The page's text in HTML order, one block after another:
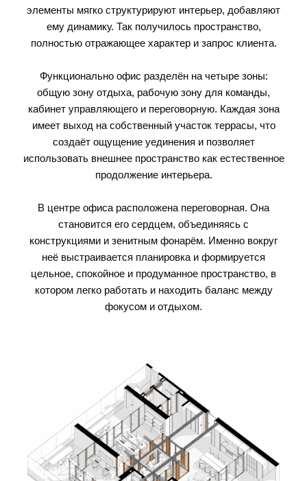
элементы мягко структурируют интерьер, добавляют
ему динамику. Так получилось пространство,
полностью отражающее характер и запрос клиента.
Функционально офис разделён на четыре зоны:
общую зону отдыха, рабочую зону для команды,
кабинет управляющего и переговорную. Каждая зона
имеет выход на собственный участок террасы, что
создаёт ощущение уединения и позволяет
использовать внешнее пространство как естественное
продолжение интерьера.
В центре офиса расположена переговорная. Она
становится его сердцем, объединяясь с
конструкциями и зенитным фонарём. Именно вокруг
неё выстраивается планировка и формируется
цельное, спокойное и продуманное пространство, в
котором легко работать и находить баланс между
фокусом и отдыхом.